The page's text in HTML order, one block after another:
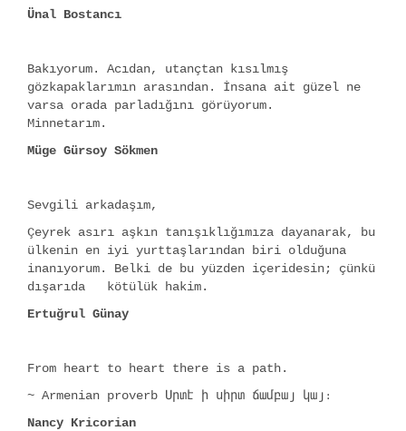
Ünal Bostancı
Bakıyorum. Acıdan, utançtan kısılmış
gözkapaklarımın arasından. İnsana ait güzel ne
varsa orada parladığını görüyorum.
Minnetarım.
Müge Gürsoy Sökmen
Sevgili arkadaşım,
Çeyrek asırı aşkın tanışıklığımıza dayanarak, bu
ülkenin en iyi yurttaşlarından biri olduğuna
inanıyorum. Belki de bu yüzden içeridesin; çünkü
dışarıda kötülük hakim.
Ertuğrul Günay
From heart to heart there is a path.
~ Armenian proverb Սրտէ ի սիրտ ճամբայ կայ։
Nancy Kricorian